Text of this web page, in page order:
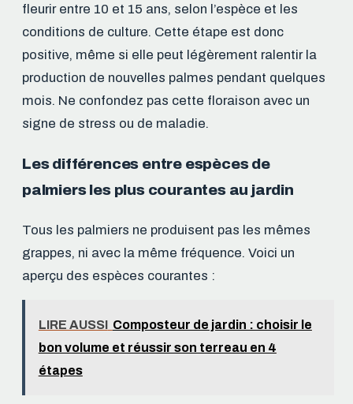
fleurir entre 10 et 15 ans, selon l’espèce et les
conditions de culture. Cette étape est donc
positive, même si elle peut légèrement ralentir la
production de nouvelles palmes pendant quelques
mois. Ne confondez pas cette floraison avec un
signe de stress ou de maladie.
Les différences entre espèces de
palmiers les plus courantes au jardin
Tous les palmiers ne produisent pas les mêmes
grappes, ni avec la même fréquence. Voici un
aperçu des espèces courantes :
LIRE AUSSI Composteur de jardin : choisir le
bon volume et réussir son terreau en 4
étapes